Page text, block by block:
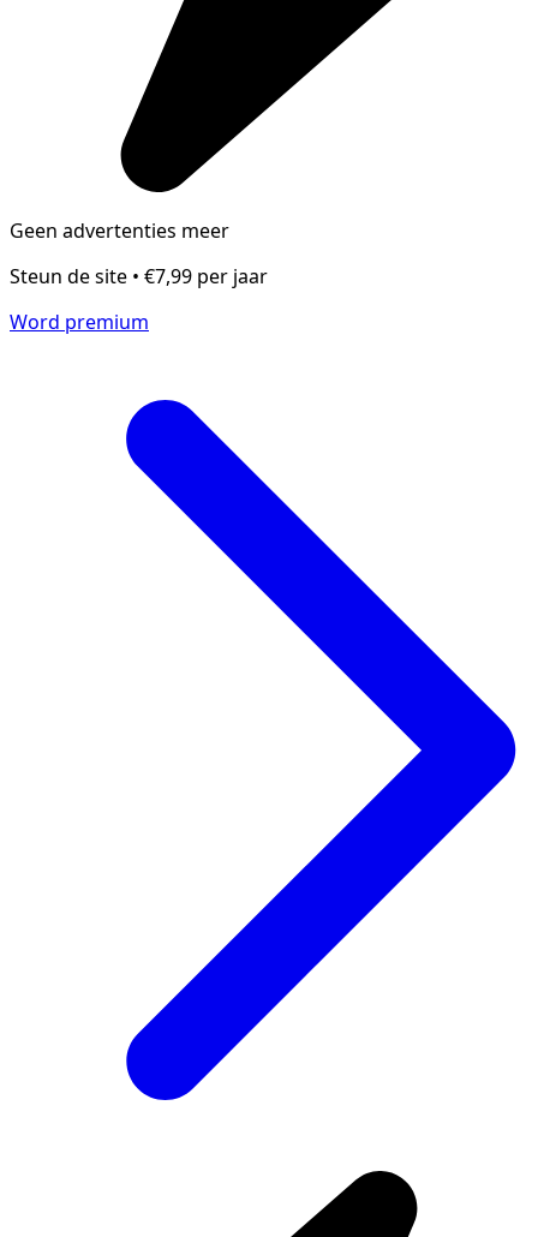
Geen advertenties meer
Steun de site • €7,99 per jaar
Word premium